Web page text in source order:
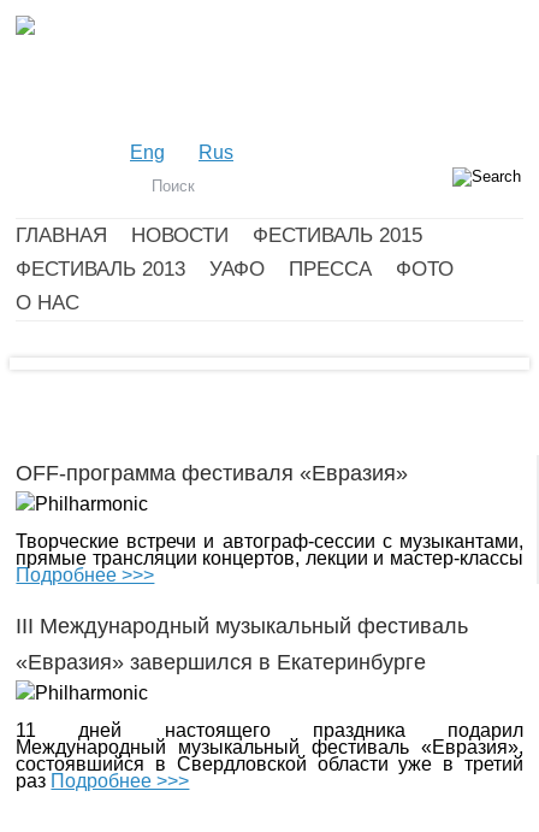
Eng Rus
ГЛАВНАЯ НОВОСТИ
ФЕСТИВАЛЬ 2015
ФЕСТИВАЛЬ 2013
УАФО ПРЕССА
ФОТО
О НАС
OFF-программа фестиваля «Евразия»
Творческие встречи и автограф-сессии с музыкантами,
прямые трансляции концертов, лекции и мастер-классы
Подробнее >>>
III Международный музыкальный фестиваль
«Евразия» завершился в Екатеринбурге
11 дней настоящего праздника подарил
Международный музыкальный фестиваль «Евразия»,
состоявшийся в Свердловской области уже в третий
раз Подробнее >>>